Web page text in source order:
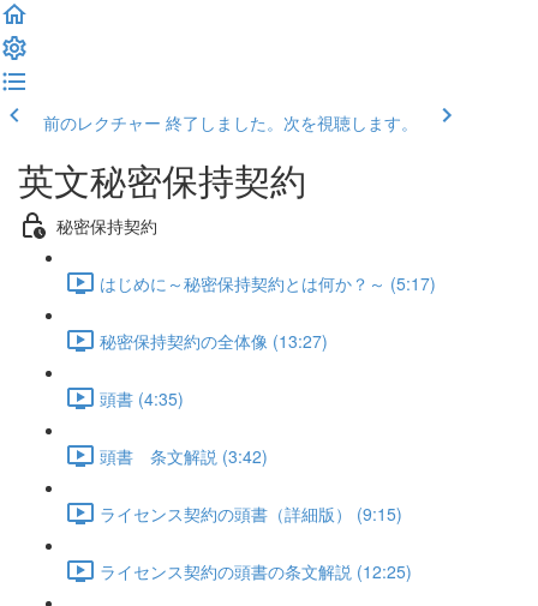
前のレクチャー 終了しました。次を視聴します。
英文秘密保持契約
秘密保持契約
はじめに～秘密保持契約とは何か？～ (5:17)
秘密保持契約の全体像 (13:27)
頭書 (4:35)
頭書 条文解説 (3:42)
ライセンス契約の頭書（詳細版） (9:15)
ライセンス契約の頭書の条文解説 (12:25)